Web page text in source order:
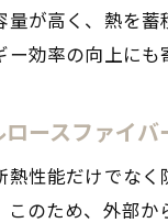
が高く、熱を
効率の向上にも
ースファイバ
性能だけでな
のため、外部